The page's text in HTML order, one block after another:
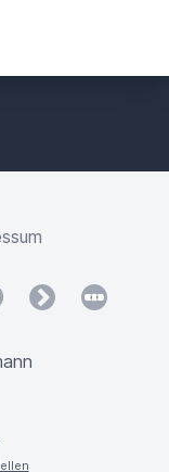
fyyd